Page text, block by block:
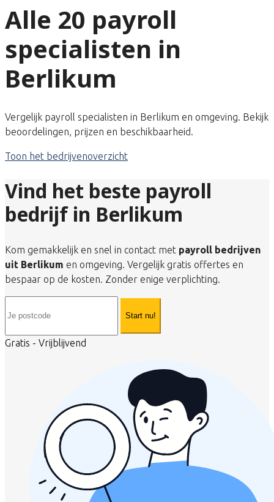
Alle 20 payroll
specialisten in
Berlikum
Vergelijk payroll specialisten in Berlikum en omgeving. Bekijk
beoordelingen, prijzen en beschikbaarheid.
Toon het bedrijvenoverzicht
Vind het beste payroll
bedrijf in Berlikum
Kom gemakkelijk en snel in contact met payroll bedrijven
uit Berlikum en omgeving. Vergelijk gratis offertes en
bespaar op de kosten. Zonder enige verplichting.
Start nu!
Gratis - Vrijblijvend